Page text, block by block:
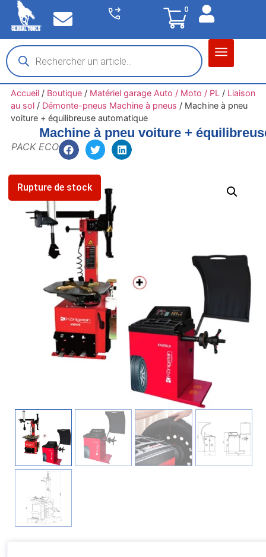
0
Accueil/ Boutique/ Matériel garage Auto / Moto / PL / Liaison
au sol/ Démonte-pneus Machine à pneus / Machine à pneu
voiture + équilibreuse automatique
Rupture de stock
Machine à pneu voiture +
PACK ECO